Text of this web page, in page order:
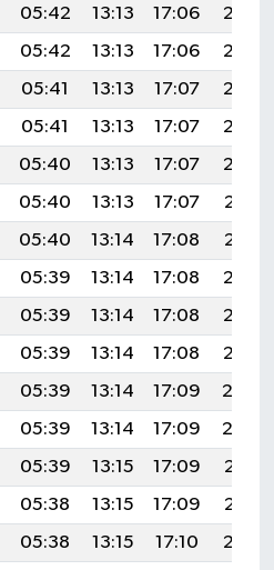
05:42 13:13 17:06
20:33
05:42 13:13 17:06
20:34
05:41 13:13 17:07
20:35
05:41 13:13 17:07
20:35
05:40 13:13 17:07
20:36
05:40 13:13 17:07
20:37
05:40 13:14 17:08
20:37
05:39 13:14 17:08
20:38
05:39 13:14 17:08
20:39
05:39 13:14 17:08
20:39
05:39 13:14 17:09
20:40
05:39 13:14 17:09
20:40
05:39 13:15 17:09
20:41
05:38 13:15 17:09
20:41
05:38 13:15 17:10
20:42